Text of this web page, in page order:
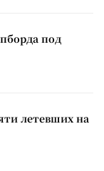
под
летевших на